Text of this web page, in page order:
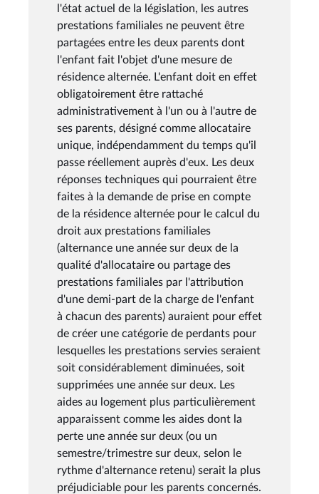
l'état actuel de la législation, les autres
prestations familiales ne peuvent être
partagées entre les deux parents dont
l'enfant fait l'objet d'une mesure de
résidence alternée. L'enfant doit en effet
obligatoirement être rattaché
administrativement à l'un ou à l'autre de
ses parents, désigné comme allocataire
unique, indépendamment du temps qu'il
passe réellement auprès d'eux. Les deux
réponses techniques qui pourraient être
faites à la demande de prise en compte
de la résidence alternée pour le calcul du
droit aux prestations familiales
(alternance une année sur deux de la
qualité d'allocataire ou partage des
prestations familiales par l'attribution
d'une demi-part de la charge de l'enfant
à chacun des parents) auraient pour effet
de créer une catégorie de perdants pour
lesquelles les prestations servies seraient
soit considérablement diminuées, soit
supprimées une année sur deux. Les
aides au logement plus particulièrement
apparaissent comme les aides dont la
perte une année sur deux (ou un
semestre/trimestre sur deux, selon le
rythme d'alternance retenu) serait la plus
préjudiciable pour les parents concernés.